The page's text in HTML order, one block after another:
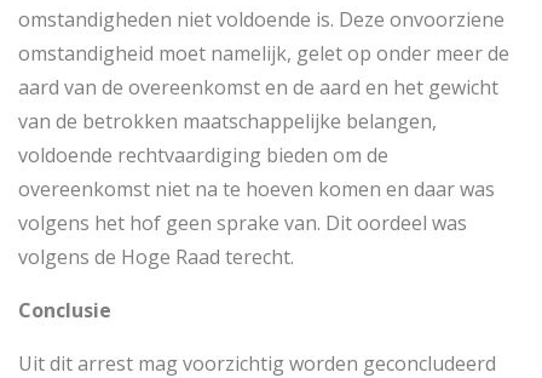
omstandigheden niet voldoende is. Deze onvoorziene
omstandigheid moet namelijk, gelet op onder meer de
aard van de overeenkomst en de aard en het gewicht
van de betrokken maatschappelijke belangen,
voldoende rechtvaardiging bieden om de
overeenkomst niet na te hoeven komen en daar was
volgens het hof geen sprake van. Dit oordeel was
volgens de Hoge Raad terecht.
Conclusie
Uit dit arrest mag voorzichtig worden geconcludeerd